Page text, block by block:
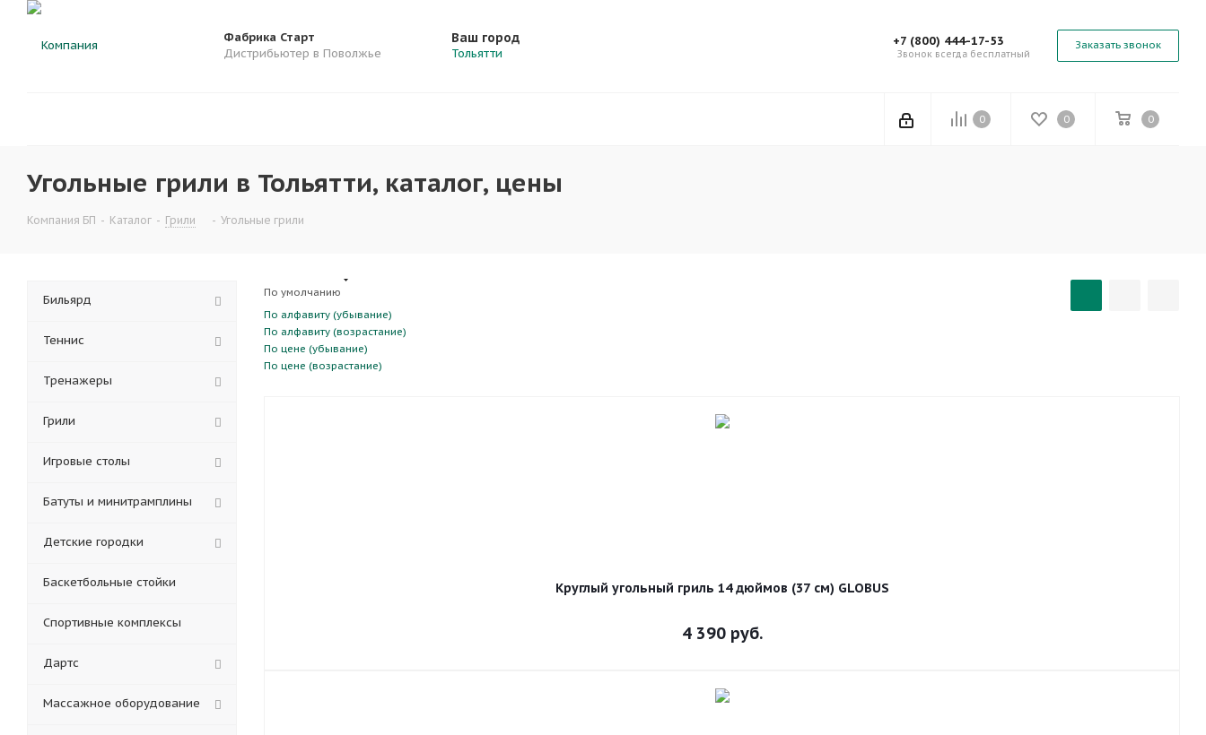
Фабрика Старт
Дистрибьютер в Поволжье
Ваш город
Тольятти
+7 (800) 444-17-53
Звонок всегда бесплатный
Заказать звонок
0 0 0
Угольные грили в Тольятти, каталог, цены
Компания БП - Каталог - Грили - Угольные грили
По умолчанию
По алфавиту (убывание)
По алфавиту (возрастание)
По цене (убывание)
По цене (возрастание)
Круглый угольный гриль 14 дюймов (37 см) GLOBUS
4 390 руб.
Бильярд
Теннис
Тренажеры
Грили
Игровые столы
Батуты и минитрамплины
Детские городки
Баскетбольные стойки
Спортивные комплексы
Дартс
Массажное оборудование